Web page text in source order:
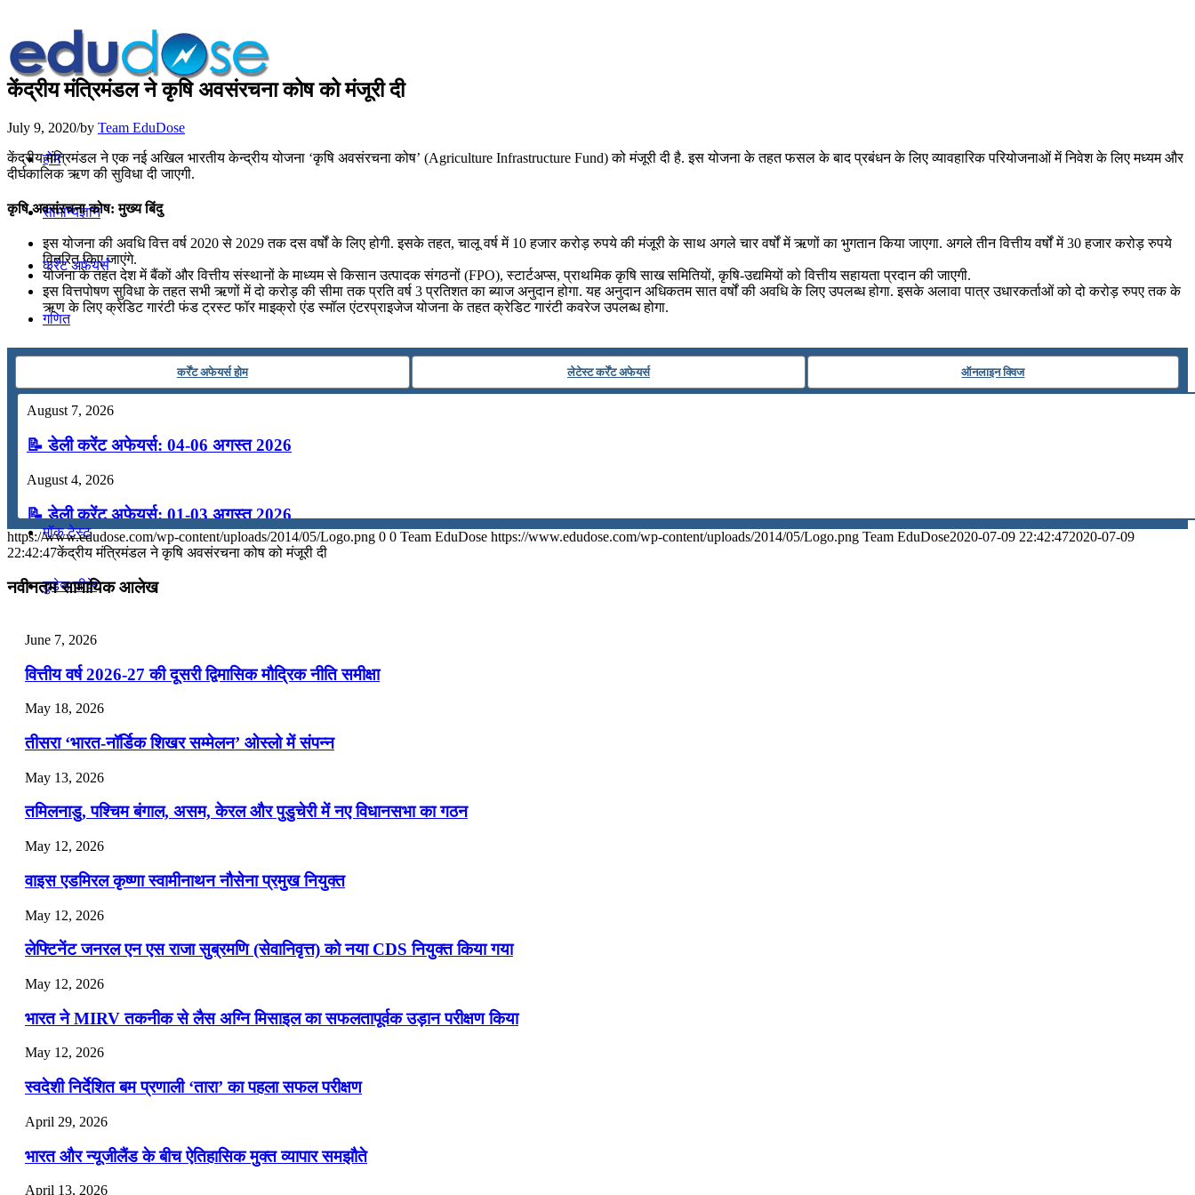
होम
सामान्यज्ञान
करेंट अफेयर्स
गणित
अंग्रेजी
मॉक टेस्ट
टुडेज जीके
Menu Menu
केंद्रीय मंत्रिमंडल ने कृषि अवसंरचना कोष को मंजूरी दी
July 9, 2020/by Team EduDose
केंद्रीय मंत्रिमंडल ने एक नई अखिल भारतीय केन्‍द्रीय योजना ‘कृषि अवसंरचना कोष’ (Agriculture Infrastructure Fund) को मंजूरी दी है. इस योजना के तहत फसल के बाद प्रबंधन के लिए व्यावहारिक परियोजनाओं में निवेश के लिए मध्यम और
दीर्घकालिक ऋण की सुविधा दी जाएगी.
कृषि अवसंरचना कोष: मुख्य बिंदु
इस योजना की अवधि वित्त वर्ष 2020 से 2029 तक दस वर्षों के लिए होगी. इसके तहत, चालू वर्ष में 10 हजार करोड़ रुपये की मंजूरी के साथ अगले चार वर्षों में ऋणों का भुगतान किया जाएगा. अगले तीन वित्तीय वर्षों में 30 हजार करोड़ रुपये
वितरित किए जाएंगे.
योजना के तहत देश में बैंकों और वित्तीय संस्थानों के माध्यम से किसान उत्पादक संगठनों (FPO), स्टार्टअप्स, प्राथमिक कृषि साख समितियों, कृषि-उद्यमियों को वित्तीय सहायता प्रदान की जाएगी.
इस वित्तपोषण सुविधा के तहत सभी ऋणों में दो करोड़ की सीमा तक प्रति वर्ष 3 प्रतिशत का ब्याज अनुदान होगा. यह अनुदान अधिकतम सात वर्षों की अवधि के लिए उपलब्ध होगा. इसके अलावा पात्र उधारकर्ताओं को दो करोड़ रुपए तक के
ऋण के लिए क्रेडिट गारंटी फंड ट्रस्ट फॉर माइक्रो एंड स्मॉल एंटरप्राइजेज योजना के तहत क्रेडिट गारंटी कवरेज उपलब्ध होगा.
कर्रेंट अफेयर्स होम लेटेस्ट कर्रेंट अफेयर्स ऑनलाइन क्विज
August 7, 2026
📝 डेली करेंट अफेयर्स: 04-06 अगस्त 2026
August 4, 2026
📝 डेली करेंट अफेयर्स: 01-03 अगस्त 2026
July 31, 2026
📝 डेली करेंट अफेयर्स: 28-31 जुलाई 2026
📝 डेली करेंट अफेयर्स: 25-27 जुलाई 2026
July 25, 2026
📝 डेली करेंट अफेयर्स: 22-24 जुलाई 2026
July 22, 2026
📝 डेली करेंट अफेयर्स: 19-21 जुलाई 2026
July 19, 2026
📝 डेली करेंट अफेयर्स: 16-18 जुलाई 2026
https://www.edudose.com/wp-content/uploads/2014/05/Logo.png 0 0 Team EduDose https://www.edudose.com/wp-content/uploads/2014/05/Logo.png Team EduDose2020-07-09 22:42:472020-07-09
22:42:47केंद्रीय मंत्रिमंडल ने कृषि अवसंरचना कोष को मंजूरी दी
नवीनतम सामायिक आलेख
June 7, 2026
वित्तीय वर्ष 2026-27 की दूसरी द्विमासिक मौद्रिक नीति समीक्षा
May 18, 2026
तीसरा ‘भारत-नॉर्डिक शिखर सम्मेलन’ ओस्लो में संपन्न
May 13, 2026
तमिलनाडु, पश्चिम बंगाल, असम, केरल और पुडुचेरी में नए विधानसभा का गठन
May 12, 2026
वाइस एडमिरल कृष्णा स्वामीनाथन नौसेना प्रमुख नियुक्त
May 12, 2026
लेफ्टिनेंट जनरल एन एस राजा सुब्रमणि (सेवानिवृत्त) को नया CDS नियुक्त किया गया
May 12, 2026
भारत ने MIRV तकनीक से लैस अग्नि मिसाइल का सफलतापूर्वक उड़ान परीक्षण किया
May 12, 2026
स्वदेशी निर्देशित बम प्रणाली ‘तारा’ का पहला सफल परीक्षण
April 29, 2026
भारत और न्यूजीलैंड के बीच ऐतिहासिक मुक्त व्यापार समझौते
April 13, 2026